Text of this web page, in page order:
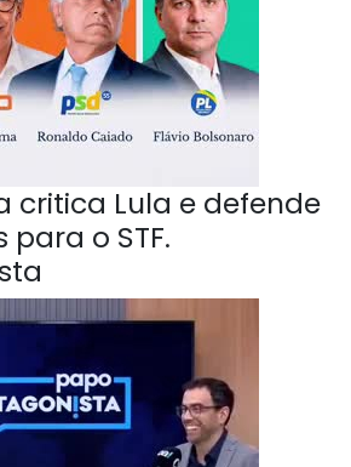
critica Lula e defende
o STF.